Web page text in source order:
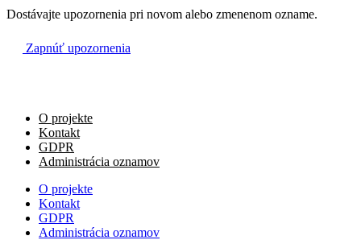
Dostávajte upozornenia pri novom alebo zmenenom ozname.
Zapnúť upozornenia
O projekte
Kontakt
GDPR
Administrácia oznamov
O projekte
Kontakt
GDPR
Administrácia oznamov